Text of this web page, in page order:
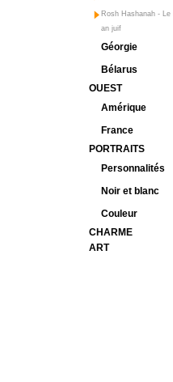
Rosh Hashanah - Le
an juif
Géorgie
Bélarus
OUEST
Amérique
France
PORTRAITS
Personnalités
Noir et blanc
Couleur
CHARME
ART